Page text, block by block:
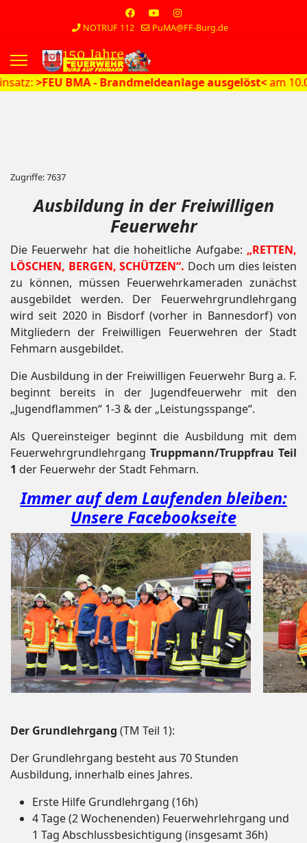
NOTRUF 112 PuMA@FF-Burg.de
BMA - Brandmeldeanlage ausgelöst<am 10.07.2026
Zugriffe: 7637
Ausbildung in der Freiwilligen
Feuerwehr
Die Feuerwehr hat die hoheitliche Aufgabe: „RETTEN,
LÖSCHEN, BERGEN, SCHÜTZEN“. Doch um dies leisten
zu können, müssen Feuerwehrkameraden zunächst
ausgebildet werden. Der Feuerwehrgrundlehrgang
wird seit 2020 in Bisdorf (vorher in Bannesdorf) von
Mitgliedern der Freiwilligen Feuerwehren der Stadt
Fehmarn ausgebildet.
Die Ausbildung in der Freiwilligen Feuerwehr Burg a. F.
beginnt bereits in der Jugendfeuerwehr mit den
„Jugendflammen“ 1-3 & der „Leistungsspange“.
Als Quereinsteiger beginnt die Ausbildung mit dem
Feuerwehrgrundlehrgang Truppmann/Truppfrau Teil
1 der Feuerwehr der Stadt Fehmarn.
Immer auf dem Laufenden bleiben:
Unsere Facebookseite
Der Grundlehrgang (TM Teil 1):
Der Grundlehrgang besteht aus 70 Stunden
Ausbildung, innerhalb eines Jahres.
Erste Hilfe Grundlehrgang (16h)
4 Tage (2 Wochenenden) Feuerwehrlehrgang und
1 Tag Abschlussbesichtigung (insgesamt 36h)